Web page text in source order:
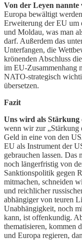
Von der Leyen nannte
Europa bewältigt
Erweiterung der EU um
und Moldau, was man
darf. Außerdem das
Unterfangen, die
krönenden Abschluss
im EU-Zusammenhang
NATO-strategisch
übersetzen.
Fazit
Uns wird als
wenn wir zur „Stärkung
Geld in eine von den
EU als Instrument der
gebrauchen lassen. Das
noch längerfristig von
Sanktionspolitik gegen
mitmachen, schneiden
und reichlicher
abhängiger von teuren
Unabhängigkeit, noch
kann, ist offenkundig.
thematisieren, kommen
und Europa regieren,